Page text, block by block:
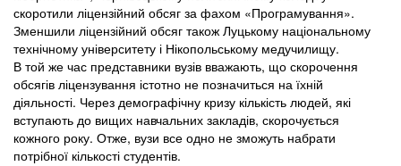
скоротили ліцензійний обсяг за фахом «Програмування».
Зменшили ліцензійний обсяг також Луцькому національному
технічному університету і Нікопольському медучилищу.
В той же час представники вузів вважають, що скорочення
обсягів ліцензування істотно не позначиться на їхній
діяльності. Через демографічну кризу кількість людей, які
вступають до вищих навчальних закладів, скорочується
кожного року. Отже, вузи все одно не зможуть набрати
потрібної кількості студентів.